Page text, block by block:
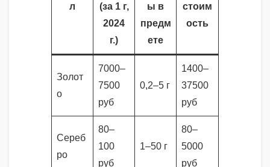
л
(за 1 г,
2024
г.)
ы в
предм
ете
стоим
ость
Золот
о
7000–
7500
руб
0,2–5 г
1400–
37500
руб
Сереб
ро
80–
100
руб
1–50 г
80–
5000
руб